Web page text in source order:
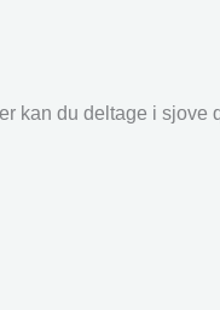
kan du deltage i